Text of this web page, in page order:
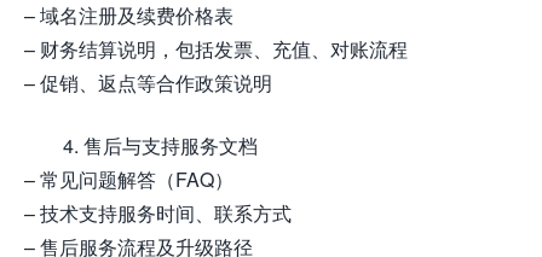
– 域名注册及续费价格表
– 财务结算说明，包括发票、充值、对账流程
– 促销、返点等合作政策说明
4. 售后与支持服务文档
– 常见问题解答（FAQ）
– 技术支持服务时间、联系方式
– 售后服务流程及升级路径